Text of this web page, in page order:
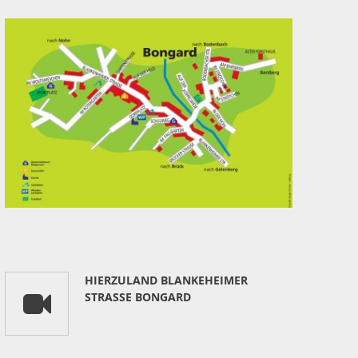
HIERZULAND BLANKEHEIMER
STRASSE BONGARD